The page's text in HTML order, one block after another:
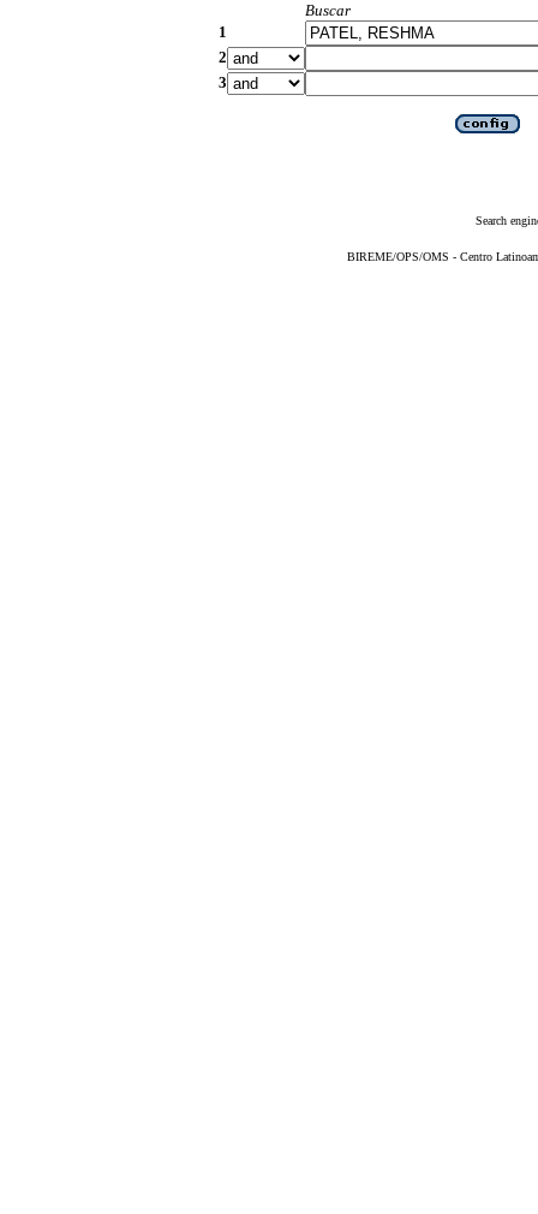
Buscar
1
2
3
Search
BIREME/OPS/OMS - Centro